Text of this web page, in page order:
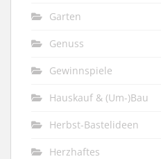
Garten
Genuss
Gewinnspiele
Hauskauf & (Um-)Bau
Herbst-Bastelideen
Herzhaftes